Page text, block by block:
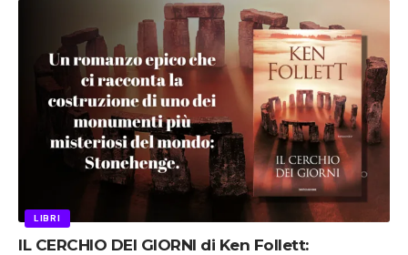
LIBRI
IL CERCHIO DEI GIORNI di Ken Follett: